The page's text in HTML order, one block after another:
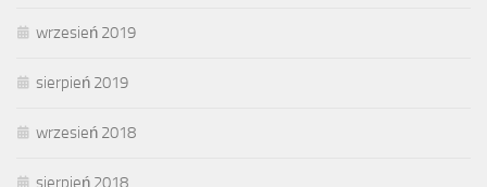
wrzesień 2019
sierpień 2019
wrzesień 2018
sierpień 2018